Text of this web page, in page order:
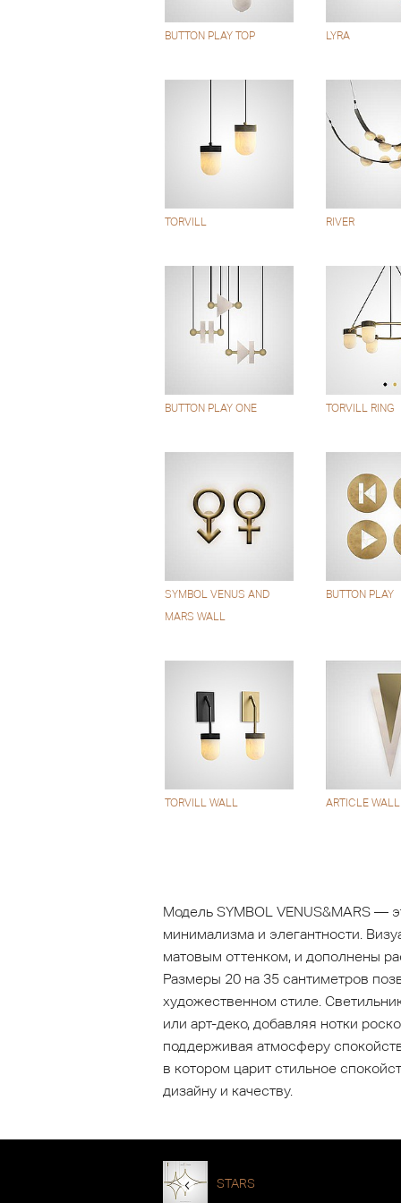
BUTTON PLAY TOP LYRA
TORVILL RIVER
BUTTON PLAY ONE TORVILL RING
SYMBOL VENUS AND
MARS WALL
BUTTON PLAY
TORVILL WALL ARTICLE WALL
Модель SYMBOL VENUS&MARS —
минимализма и элегантности.
матовым оттенком, и дополнены
Размеры 20 на 35 сантиметров
художественном стиле.
или арт-деко, добавляя нотки
поддерживая атмосферу
в котором царит стильное
дизайну и качеству.
STARS